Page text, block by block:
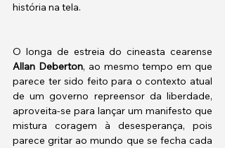
história na tela.
Allan Deberton, ao mesmo tempo em que
parece ter sido feito para o contexto atual
de um governo repreensor da liberdade,
aproveita-se para lançar um manifesto que
mistura coragem à desesperança, pois
parece gritar ao mundo que se fecha cada